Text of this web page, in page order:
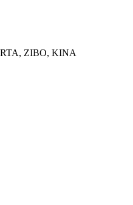
ZIBO, KINA